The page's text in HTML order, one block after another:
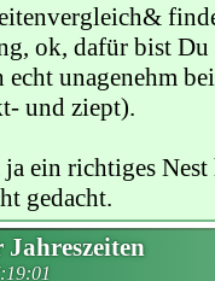
ok, dafür bist Du
unagenehm
und ziept).
ein richtiges
gedacht.